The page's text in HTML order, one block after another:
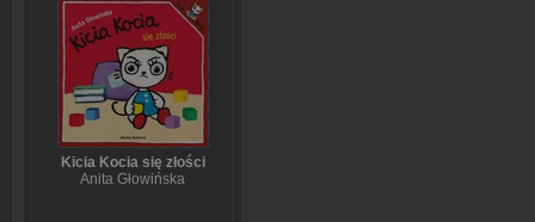
Kicia Kocia się złości
Anita Głowińska